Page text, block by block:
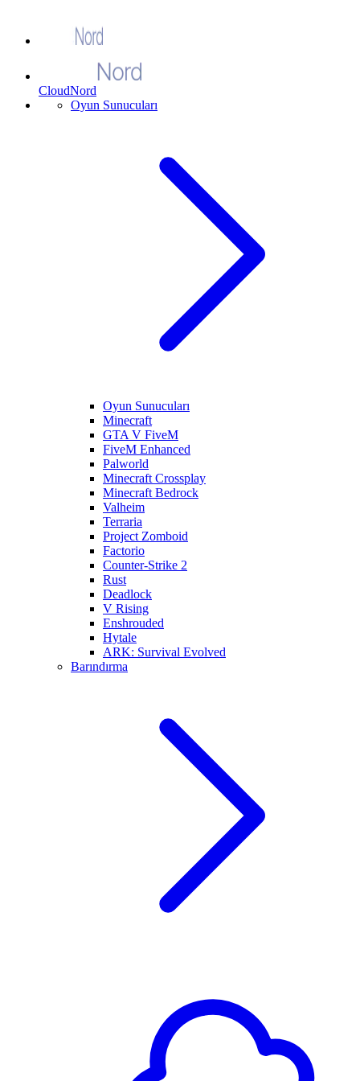
CloudNord
Oyun Sunucuları
Oyun Sunucuları
Minecraft
GTA V FiveM
FiveM Enhanced
Palworld
Minecraft Crossplay
Minecraft Bedrock
Valheim
Terraria
Project Zomboid
Factorio
Counter-Strike 2
Rust
Deadlock
V Rising
Enshrouded
Hytale
ARK: Survival Evolved
Barındırma